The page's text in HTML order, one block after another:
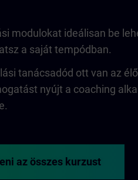
modulokat ideálisan be
a saját tempódban.
tanácsadód ott van az
nyújt a coaching
az összes kurzust